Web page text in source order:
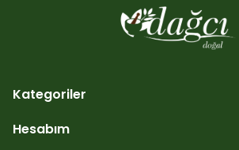
Kategoriler
Hesabım